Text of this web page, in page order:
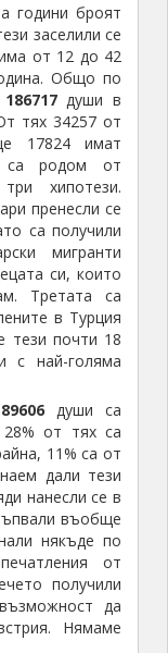
години броят
заселили се
от 12 до 42
Общо по
186717души в
тях 34257 от
17824 имат
са родом от
хипотези.
пренесли се
са получили
мигранти
си, които
Третата са
в Турция
тези почти 18
с най-голяма
89606души са
28% от тях са
11% са от
дали тези
нанесли се в
въобще
някъде по
от
получили
да
Нямаме